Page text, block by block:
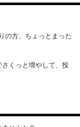
の方、ちょっとまった
さくっと増やして、投